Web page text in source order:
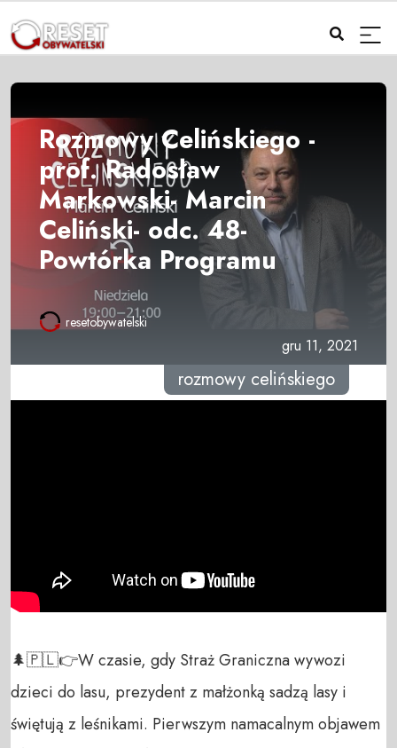
Rozmowy Celińskiego -
prof. Radosław
Markowski- Marcin
Celiński- odc. 48-
Powtórka Programu
resetobywatelski
gru 11, 2021
rozmowy celińskiego
🌲🇵🇱👉W czasie, gdy Straż Graniczna wywozi
dzieci do lasu, prezydent z małżonką sadzą lasy i
świętują z leśnikami. Pierwszym namacalnym objawem